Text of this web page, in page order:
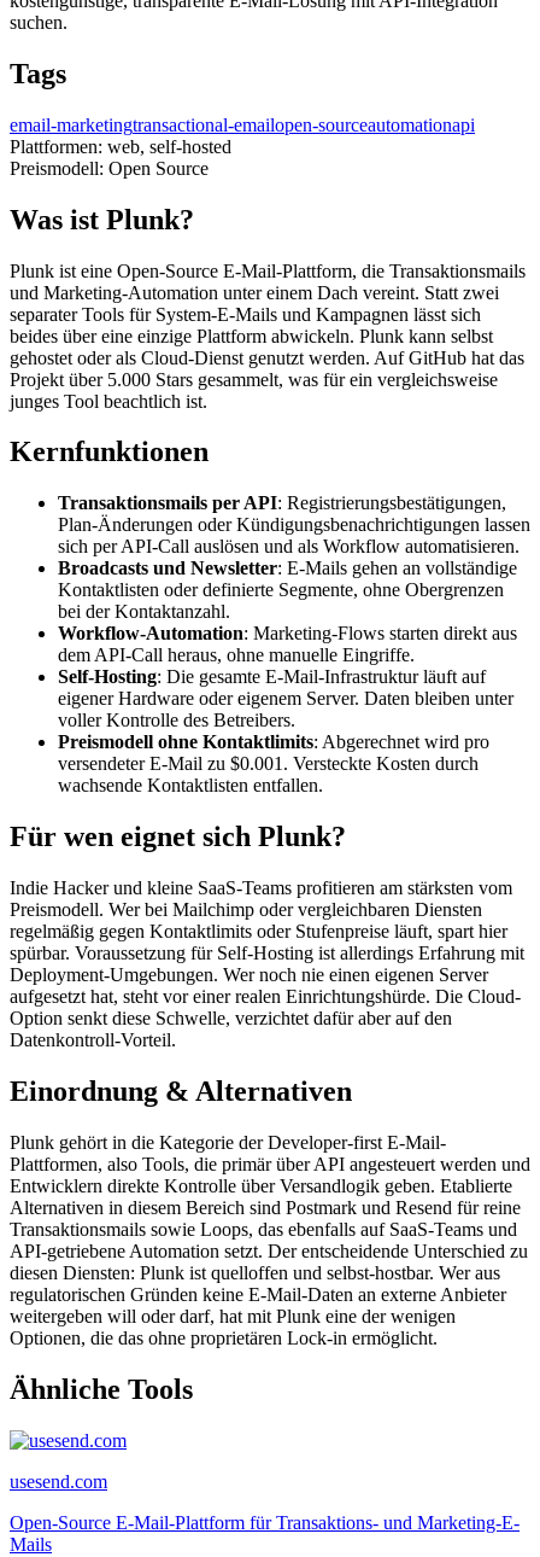
suchen.
Tags
email-marketingtransactional-emailopen-sourceautomationapi
Plattformen: web, self-hosted
Preismodell: Open Source
Was ist Plunk?
Plunk ist eine Open-Source E-Mail-Plattform, die Transaktionsmails
und Marketing-Automation unter einem Dach vereint. Statt zwei
separater Tools für System-E-Mails und Kampagnen lässt sich
beides über eine einzige Plattform abwickeln. Plunk kann selbst
gehostet oder als Cloud-Dienst genutzt werden. Auf GitHub hat das
Projekt über 5.000 Stars gesammelt, was für ein vergleichsweise
junges Tool beachtlich ist.
Kernfunktionen
Transaktionsmails per API: Registrierungsbestätigungen,
Plan-Änderungen oder Kündigungsbenachrichtigungen lassen
sich per API-Call auslösen und als Workflow automatisieren.
Broadcasts und Newsletter: E-Mails gehen an vollständige
Kontaktlisten oder definierte Segmente, ohne Obergrenzen
bei der Kontaktanzahl.
Workflow-Automation: Marketing-Flows starten direkt aus
dem API-Call heraus, ohne manuelle Eingriffe.
Self-Hosting: Die gesamte E-Mail-Infrastruktur läuft auf
eigener Hardware oder eigenem Server. Daten bleiben unter
voller Kontrolle des Betreibers.
Preismodell ohne Kontaktlimits: Abgerechnet wird pro
versendeter E-Mail zu $0.001. Versteckte Kosten durch
wachsende Kontaktlisten entfallen.
Für wen eignet sich Plunk?
Indie Hacker und kleine SaaS-Teams profitieren am stärksten vom
Preismodell. Wer bei Mailchimp oder vergleichbaren Diensten
regelmäßig gegen Kontaktlimits oder Stufenpreise läuft, spart hier
spürbar. Voraussetzung für Self-Hosting ist allerdings Erfahrung mit
Deployment-Umgebungen. Wer noch nie einen eigenen Server
aufgesetzt hat, steht vor einer realen Einrichtungshürde. Die Cloud-
Option senkt diese Schwelle, verzichtet dafür aber auf den
Datenkontroll-Vorteil.
Einordnung & Alternativen
Plunk gehört in die Kategorie der Developer-first E-Mail-
Plattformen, also Tools, die primär über API angesteuert werden und
Entwicklern direkte Kontrolle über Versandlogik geben. Etablierte
Alternativen in diesem Bereich sind Postmark und Resend für reine
Transaktionsmails sowie Loops, das ebenfalls auf SaaS-Teams und
API-getriebene Automation setzt. Der entscheidende Unterschied zu
diesen Diensten: Plunk ist quelloffen und selbst-hostbar. Wer aus
regulatorischen Gründen keine E-Mail-Daten an externe Anbieter
weitergeben will oder darf, hat mit Plunk eine der wenigen
Optionen, die das ohne proprietären Lock-in ermöglicht.
Ähnliche Tools
usesend.com
Open-Source E-Mail-Plattform für Transaktions- und Marketing-E-
Mails